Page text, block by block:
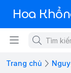
Hoa
Trang chủ